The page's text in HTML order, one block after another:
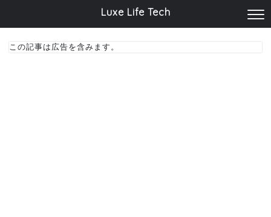
Luxe Life Tech
この記事は広告を含みます。